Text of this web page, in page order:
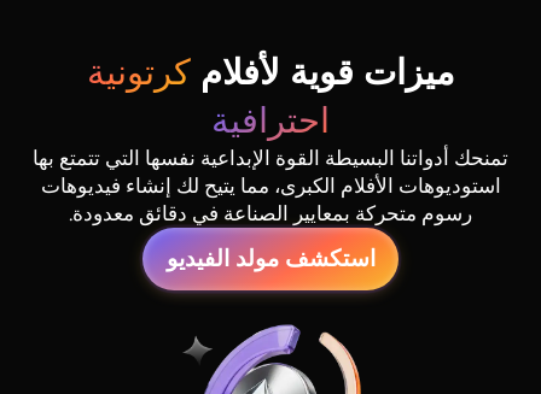
ميزات قوية لأفلامكرتونية
احترافية
تمنحك أدواتنا البسيطة القوة الإبداعية نفسها التي تتمتع بها
استوديوهات الأفلام الكبرى، مما يتيح لك إنشاء فيديوهات
رسوم متحركة بمعايير الصناعة في دقائق معدودة.
استكشف مولد الفيديو